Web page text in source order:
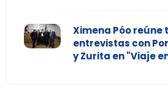
Ximena Póo reúne
entrevistas con
y Zurita en "Viaje